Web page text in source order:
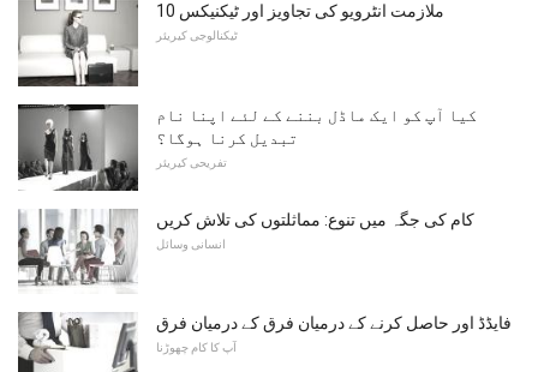
10 ملازمت انٹرویو کی تجاویز اور ٹیکنیکس
ٹیکنالوجی کیریئر
کیا آپ کو ایک ماڈل بننے کے لئے اپنا نام
تبدیل کرنا ہوگا؟
تفریحی کیریئر
کام کی جگہ میں تنوع: مماثلتوں کی تلاش کریں
انسانی وسائل
فایڈڈ اور حاصل کرنے کے درمیان فرق کے درمیان فرق
آپ کا کام چھوڑنا